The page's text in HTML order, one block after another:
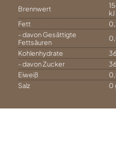
Brennwert
kJ
Fett
- davon Gesättigte
Fettsäuren
Kohlenhydrate
- davon Zucker
Eiweiß
Salz
0